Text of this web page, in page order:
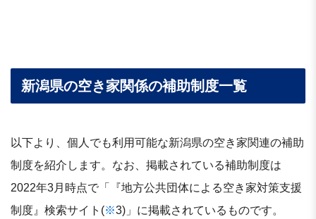
新潟県の空き家関係の補助制度一覧
以下より、個人でも利用可能な新潟県の空き家関連の補助
制度を紹介します。なお、掲載されている補助制度は
2022年3月時点で「『地方公共団体による空き家対策支援
制度』検索サイト(※3)」に掲載されているものです。